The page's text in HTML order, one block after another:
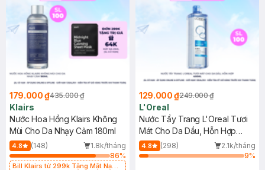
179.000 ₫435.000 ₫
Klairs
Nước Hoa Hồng Klairs Không
Mùi Cho Da Nhạy Cảm 180ml
4.8 (148)
1.8k/tháng
86%
Bill Klairs từ 299k Tặng Mặt Nạ
129.000 ₫249.000 ₫
L'Oreal
Nước Tẩy Trang L'Oreal Tươi
Mát Cho Da Dầu, Hỗn Hợp
400ml
4.8 (298)
2.1k/tháng
9%